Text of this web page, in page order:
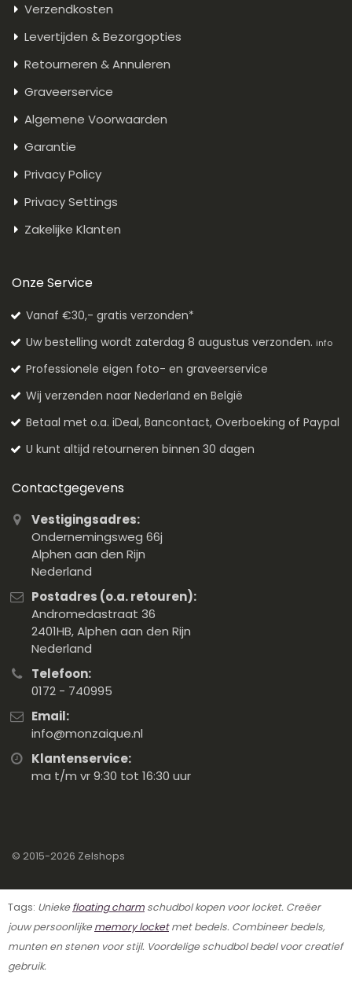
Verzendkosten
Levertijden & Bezorgopties
Retourneren & Annuleren
Graveerservice
Algemene Voorwaarden
Garantie
Privacy Policy
Privacy Settings
Zakelijke Klanten
Onze Service
Vanaf €30,- gratis verzonden*
Uw bestelling wordt zaterdag 8 augustus verzonden. info
Professionele eigen foto- en graveerservice
Wij verzenden naar Nederland en België
Betaal met o.a. iDeal, Bancontact, Overboeking of Paypal
U kunt altijd retourneren binnen 30 dagen
Contactgegevens
Vestigingsadres:
Ondernemingsweg 66j
Alphen aan den Rijn
Nederland
Postadres (o.a. retouren):
Andromedastraat 36
2401HB, Alphen aan den Rijn
Nederland
Telefoon:
0172 - 740995
Email:
info@monzaique.nl
Klantenservice:
ma t/m vr 9:30 tot 16:30 uur
© 2015-2026 Zelshops
Tags: Uniekefloating charm schudbol kopen voor locket. Creëer
jouw persoonlijkememory locketmet bedels. Combineer bedels,
munten en stenen voor stijl. Voordelige schudbol bedel voor creatief
gebruik.